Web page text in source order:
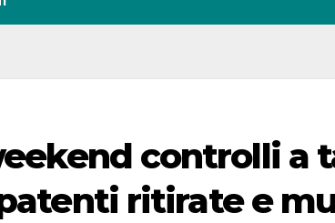
controlli a
ritirate e